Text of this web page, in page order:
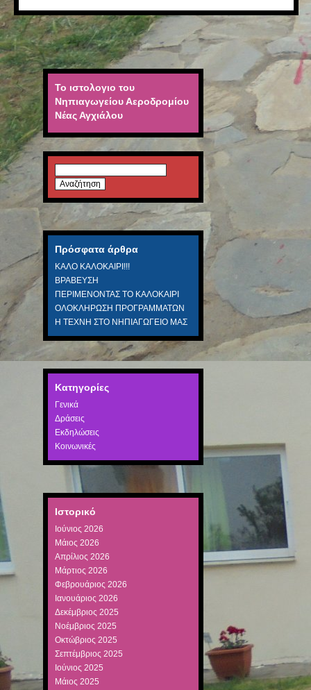
Το ιστολογιο του
Νηπιαγωγείου Αεροδρομίου
Νέας Αγχιάλου
για:
Πρόσφατα άρθρα
ΚΑΛΟ ΚΑΛΟΚΑΙΡΙ!!!
ΒΡΑΒΕΥΣΗ
ΠΕΡΙΜΕΝΟΝΤΑΣ ΤΟ ΚΑΛΟΚΑΙΡΙ
ΟΛΟΚΛΗΡΩΣΗ ΠΡΟΓΡΑΜΜΑΤΩΝ
Η ΤΕΧΝΗ ΣΤΟ ΝΗΠΙΑΓΩΓΕΙΟ ΜΑΣ
Kατηγορίες
Γενικά
Δράσεις
Εκδηλώσεις
Κοινωνικές
Ιστορικό
Ιούνιος 2026
Μάιος 2026
Απρίλιος 2026
Μάρτιος 2026
Φεβρουάριος 2026
Ιανουάριος 2026
Δεκέμβριος 2025
Νοέμβριος 2025
Οκτώβριος 2025
Σεπτέμβριος 2025
Ιούνιος 2025
Μάιος 2025